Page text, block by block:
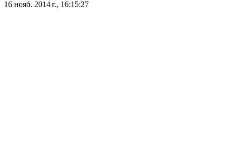
16 нояб. 2014 г., 16:15:27